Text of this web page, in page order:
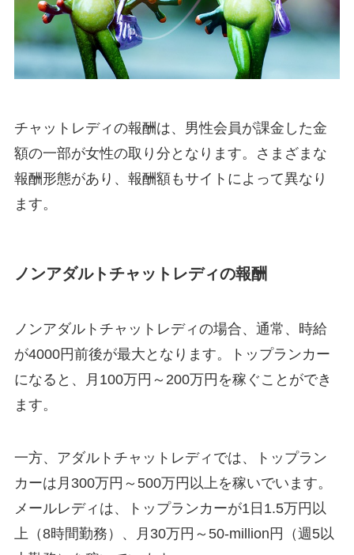
チャットレディの報酬は、男性会員が課金した金
額の一部が女性の取り分となります。さまざまな
報酬形態があり、報酬額もサイトによって異なり
ます。
ノンアダルトチャットレディの報酬
ノンアダルトチャットレディの場合、通常、時給
が4000円前後が最大となります。トップランカー
になると、月100万円～200万円を稼ぐことができ
ます。
一方、アダルトチャットレディでは、トップラン
カーは月300万円～500万円以上を稼いでいます。
メールレディは、トップランカーが1日1.5万円以
上（8時間勤務）、月30万円～50-million円（週5以